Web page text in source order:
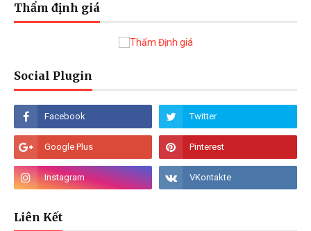
Thẩm định giá
Social Plugin
Liên Kết